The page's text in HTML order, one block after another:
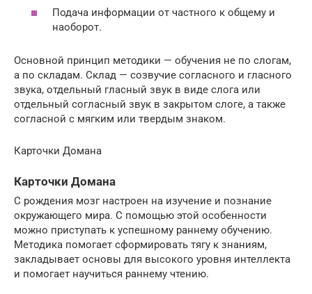
Подача информации от частного к общему и
наоборот.
Основной принцип методики — обучения не по слогам,
а по складам. Склад — созвучие согласного и гласного
звука, отдельный гласный звук в виде слога или
отдельный согласный звук в закрытом слоге, а также
согласной с мягким или твердым знаком.
Карточки Домана
Карточки Домана
С рождения мозг настроен на изучение и познание
окружающего мира. С помощью этой особенности
можно приступать к успешному раннему обучению.
Методика помогает сформировать тягу к знаниям,
закладывает основы для высокого уровня интеллекта
и помогает научиться раннему чтению.